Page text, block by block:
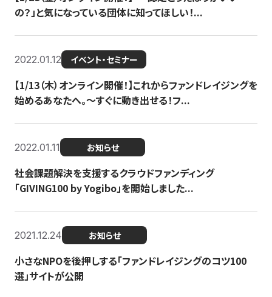
の？」と気になっている団体に知ってほしい！...
2022.01.12 イベント・セミナー
【1/13（木）オンライン開催！】これからファンドレイジングを
始めるあなたへ。〜すぐに動き出せる！フ...
2022.01.11 お知らせ
社会課題解決を支援するクラウドファンディング
「GIVING100 by Yogibo」を開始しました...
2021.12.24 お知らせ
小さなNPOを後押しする「ファンドレイジングのコツ100
選」サイトが公開